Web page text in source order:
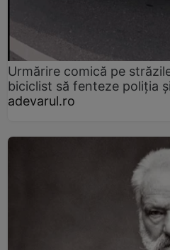
Urmărire comică pe
biciclist să fenteze poliția
adevarul.ro